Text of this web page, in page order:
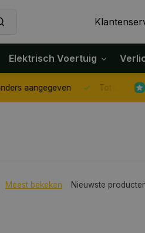
Elektrisch Voertuig
Tot 30 dagen retour
Meest bekeken Nieuwste